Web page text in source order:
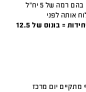
להתקבל, לאיזה חוג ופקולטה וכו'. יש חוגים בהם רמה של 5 יח"ל
אותה לפני
בנוסף, יש את עניין הבונוס. 4 יחידות = בונוס של 12.5
מתקיים יום מרכז